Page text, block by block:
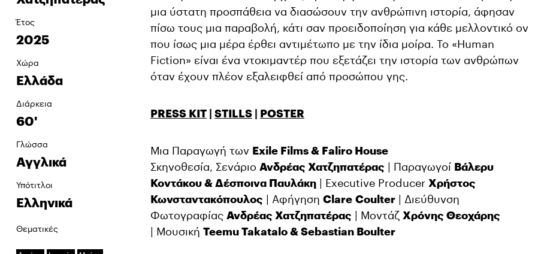
Έτος
2025
Χώρα
Ελλάδα
Διάρκεια
60'
Γλώσσα
Αγγλικά
Υπότιτλοι
Ελληνικά
Θεματικές
μια ύστατη προσπάθεια να διασώσουν την ανθρώπινη ιστορία, άφησαν
πίσω τους μια παραβολή, κάτι σαν προειδοποίηση για κάθε μελλοντικό ον
που ίσως μια μέρα έρθει αντιμέτωπο με την ίδια μοίρα. Το «Human
Fiction» είναι ένα ντοκιμαντέρ που εξετάζει την ιστορία των ανθρώπων
όταν έχουν πλέον εξαλειφθεί από προσώπου γης.
PRESS KIT | STILLS | POSTER
Μια Παραγωγή των Exile Films & Faliro House
Σκηνοθεσία, Σενάριο Ανδρέας Χατζηπατέρας | Παραγωγοί Βάλερυ
Κοντάκου & Δέσποινα Παυλάκη | Executive Producer Χρήστος
Κωνσταντακόπουλος | Αφήγηση Clare Coulter | Διεύθυνση
Φωτογραφίας Ανδρέας Χατζηπατέρας | Μοντάζ Χρόνης Θεοχάρης
| Μουσική Teemu Takatalo & Sebastian Boulter